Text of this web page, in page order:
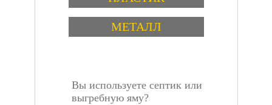
конструкциях.
Гибкость
Огнестойкий герметик
обладает высокой
форме и размеру
заполняемых
инструкция
МЕТАЛЛ
Вы используете септик или
выгребную яму?